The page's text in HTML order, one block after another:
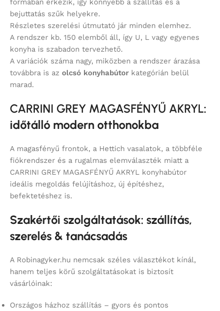
formában érkezik, így könnyebb a szállítás és a
bejuttatás szűk helyekre.
Részletes szerelési útmutató jár minden elemhez.
A rendszer kb. 150 elemből áll, így U, L vagy egyenes
konyha is szabadon tervezhető.
A variációk száma nagy, miközben a rendszer árazása
továbbra is az olcsó konyhabútor kategórián belül
marad.
CARRINI GREY MAGASFÉNYŰ AKRYL:
időtálló modern otthonokba
A magasfényű frontok, a Hettich vasalatok, a többféle
fiókrendszer és a rugalmas elemválaszték miatt a
CARRINI GREY MAGASFÉNYŰ AKRYL konyhabútor
ideális megoldás felújításhoz, új építéshez,
befektetéshez is.
Szakértői szolgáltatások: szállítás,
szerelés & tanácsadás
A Robinagyker.hu nemcsak széles választékot kínál,
hanem teljes körű szolgáltatásokat is biztosít
vásárlóinak:
Országos házhoz szállítás – gyors és pontos